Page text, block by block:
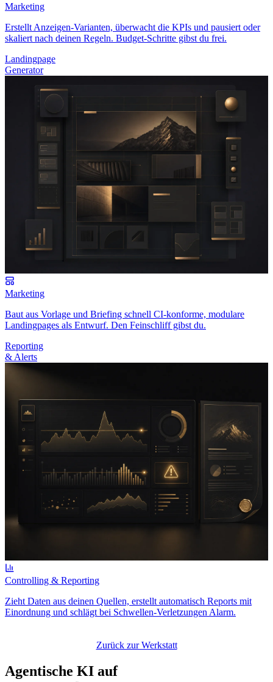
Marketing
Erstellt Anzeigen-Varianten, überwacht die KPIs und pausiert oder
skaliert nach deinen Regeln. Budget-Schritte gibst du frei.
Landingpage
Generator
Marketing
Baut aus Vorlage und Briefing schnell CI-konforme, modulare
Landingpages als Entwurf. Den Feinschliff gibst du.
Reporting
& Alerts
Controlling & Reporting
Zieht Daten aus deinen Quellen, erstellt automatisch Reports mit
Einordnung und schlägt bei Schwellen-Verletzungen Alarm.
Zurück zur Werkstatt
Agentische KI auf